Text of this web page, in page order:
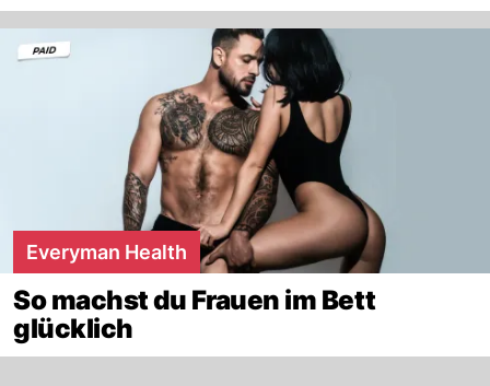
Everyman Health
So machst du Frauen im Bett
glücklich